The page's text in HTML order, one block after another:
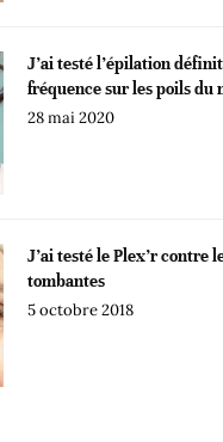
J’ai testé l’épilation
fréquence sur les poils du
28 mai 2020
J’ai testé le Plex’r contre
tombantes
5 octobre 2018